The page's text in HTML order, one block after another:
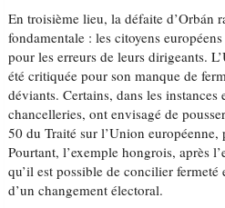
En troisième lieu, la défaite d’Orbán
fondamentale : les citoyens
pour les erreurs de leurs dirigeants.
été critiquée pour son manque de
déviants. Certains, dans les instances
chancelleries, ont envisagé de
50 du Traité sur l’Union européenne,
Pourtant, l’exemple hongrois, après
qu’il est possible de concilier fermeté
d’un changement électoral.